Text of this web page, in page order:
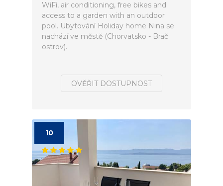
WiFi, air conditioning, free bikes and
access to a garden with an outdoor
pool. Ubytování Holiday home Nina se
nachází ve městě (Chorvatsko - Brač
ostrov).
OVĚŘIT DOSTUPNOST
10